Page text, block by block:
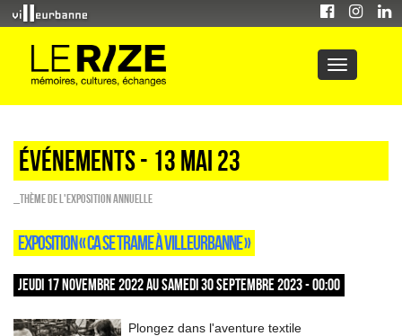
Événements - 13 Mai 23
_Thème de l'exposition annuelle
EXPOSITION « CA SE TRAME À VILLEURBANNE »
JEUDI 17 NOVEMBRE 2022 AU SAMEDI 30 SEPTEMBRE 2023 - 00:00
Plongez dans l'aventure textile